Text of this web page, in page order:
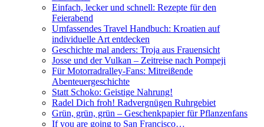
Einfach, lecker und schnell: Rezepte für den
Feierabend
Umfassendes Travel Handbuch: Kroatien auf
individuelle Art entdecken
Geschichte mal anders: Troja aus Frauensicht
Josse und der Vulkan – Zeitreise nach Pompeji
Für Motorradralley-Fans: Mitreißende
Abenteuergeschichte
Statt Schoko: Geistige Nahrung!
Radel Dich froh! Radvergnügen Ruhrgebiet
Grün, grün, grün – Geschenkpapier für Pflanzenfans
If you are going to San Francisco…